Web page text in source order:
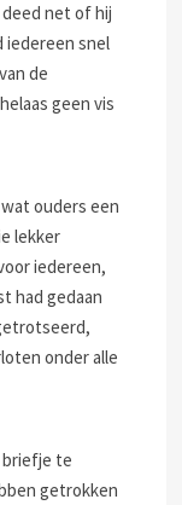
net of hij
iedereen snel
de
geen vis
ouders een
lekker
iedereen,
had gedaan
onder alle
briefje te
getrokken